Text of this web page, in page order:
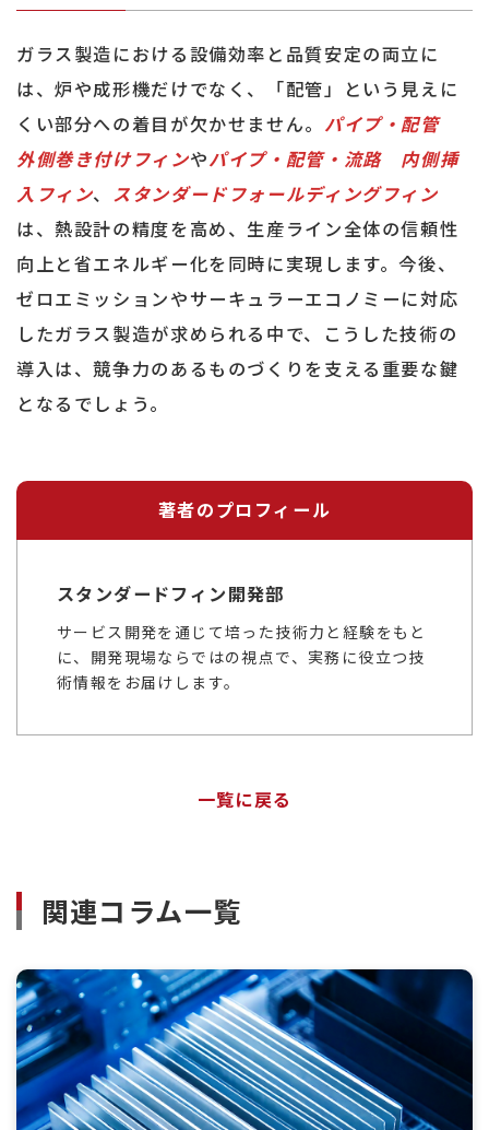
ガラス製造における設備効率と品質安定の両立に
は、炉や成形機だけでなく、「配管」という見えに
くい部分への着目が欠かせません。 パイプ・配管
外側巻き付けフィンやパイプ・配管・流路 内側挿
入フィン、 スタンダードフォールディングフィン
は、熱設計の精度を高め、生産ライン全体の信頼性
向上と省エネルギー化を同時に実現します。今後、
ゼロエミッションやサーキュラーエコノミーに対応
したガラス製造が求められる中で、こうした技術の
導入は、競争力のあるものづくりを支える重要な鍵
となるでしょう。
著者のプロフィール
スタンダードフィン開発部
サービス開発を通じて培った技術力と経験をもと
に、開発現場ならではの視点で、実務に役立つ技
術情報をお届けします。
一覧に戻る
関連コラム一覧